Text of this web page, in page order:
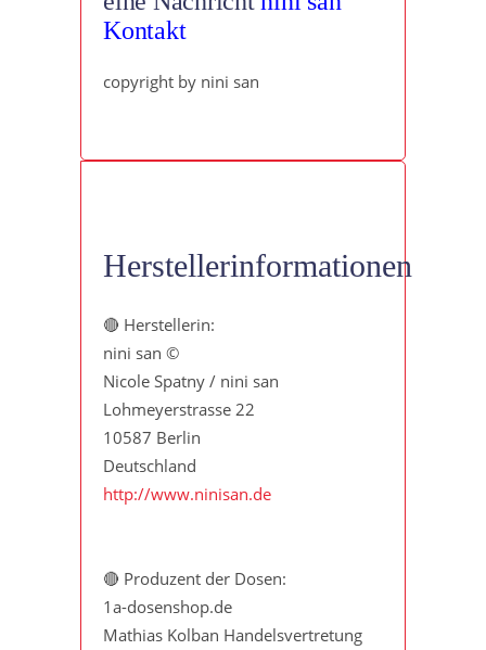
Kontakt
copyright by nini san
Herstellerinformationen
🔴 Herstellerin:
nini san ©
Nicole Spatny / nini san
Lohmeyerstrasse 22
10587 Berlin
Deutschland
http://www.ninisan.de
🔴 Produzent der Dosen:
1a-dosenshop.de
Mathias Kolban Handelsvertretung